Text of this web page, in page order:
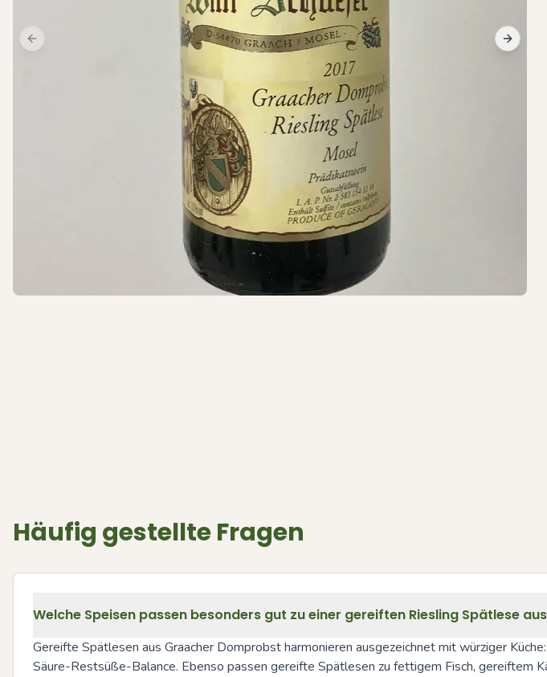
Previous slide Next
Häufig gestellte Fragen
Welche Speisen passen besonders gut zu einer gereiften Riesling Spätlese
Gereifte Spätlesen aus Graacher Domprobst harmonieren ausgezeichnet mit würziger
Säure-Restsüße-Balance. Ebenso passen gereifte Spätlesen zu fettigem Fisch, gereiftem